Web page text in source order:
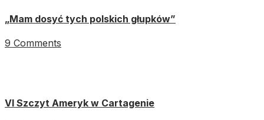
„Mam dosyć tych polskich głupków”
9 Comments
VI Szczyt Ameryk w Cartagenie